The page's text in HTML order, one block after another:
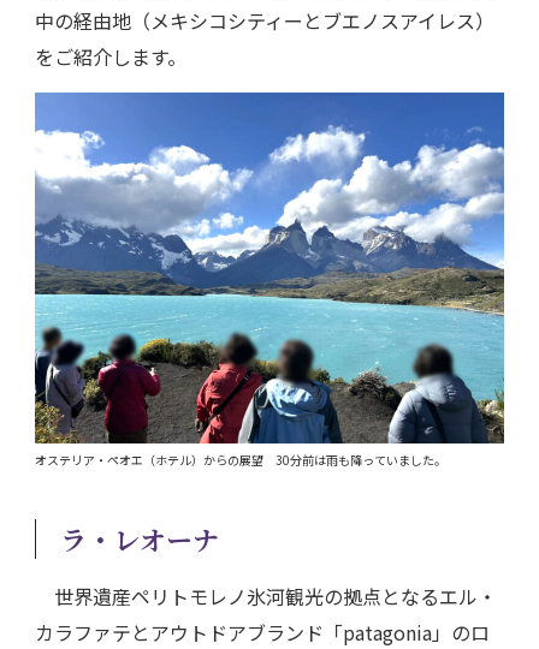
中の経由地（メキシコシティーとブエノスアイレス）
をご紹介します。
オステリア・ペオエ（ホテル）からの展望 30分前は雨も降っていました。
ラ・レオーナ
世界遺産ペリトモレノ氷河観光の拠点となるエル・
カラファテとアウトドアブランド「patagonia」のロ